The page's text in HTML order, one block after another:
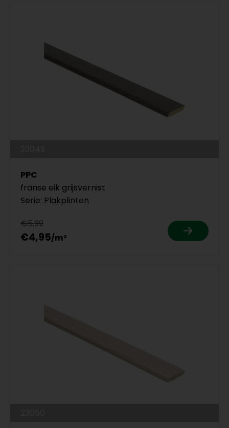
PPC
franse eik grijsvernist
Serie: Plakplinten
€5,99
€4,95